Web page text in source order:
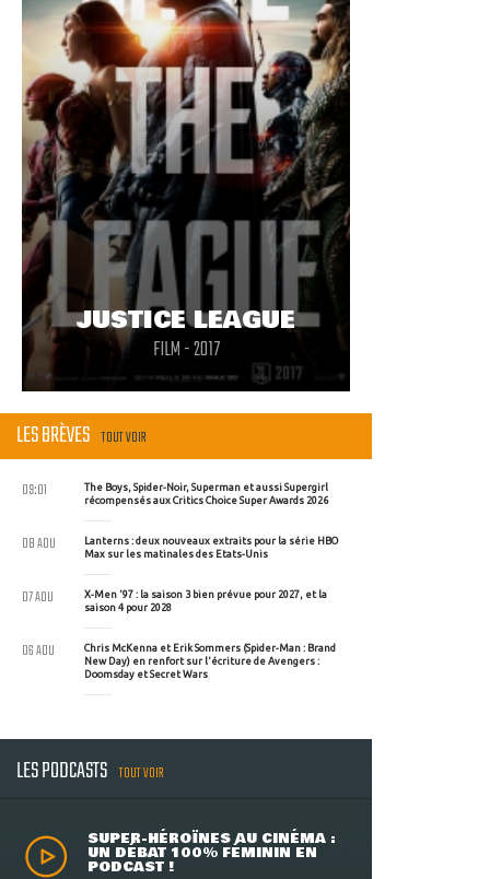
JUSTICE LEAGUE
FILM - 2017
LES BRÈVES TOUT VOIR
The Boys, Spider-Noir, Superman et aussi Supergirl
récompensés aux Critics Choice Super Awards 2026
09:01
Lanterns : deux nouveaux extraits pour la série HBO
Max sur les matinales des Etats-Unis
08 AOU
X-Men '97 : la saison 3 bien prévue pour 2027, et la
saison 4 pour 2028
07 AOU
Chris McKenna et Erik Sommers (Spider-Man : Brand
New Day) en renfort sur l'écriture de Avengers :
Doomsday et Secret Wars
06 AOU
LES PODCASTS TOUT VOIR
SUPER-HÉROÏNES AU CINÉMA :
UN DÉBAT 100% FÉMININ EN
PODCAST !